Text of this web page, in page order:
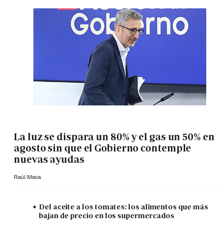
La luz se dispara un 80% y el gas un 50% en
agosto sin que el Gobierno contemple
nuevas ayudas
Raúl Masa
Del aceite a los tomates: los alimentos que más
bajan de precio en los supermercados